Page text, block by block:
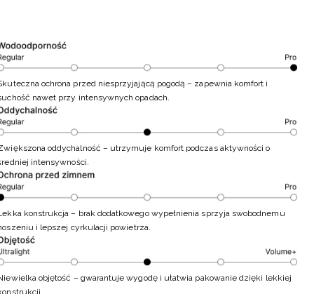
ochrona przed niesprzyjającą pogodą – zapewnia komfort i
nawet przy intensywnych opadach.
oddychalność – utrzymuje komfort podczas aktywności o
intensywności.
konstrukcja – brak dodatkowego wypełnienia sprzyja swobodnemu
i lepszej cyrkulacji powietrza.
objętość – gwarantuje wygodę i ułatwia pakowanie dzięki lekkiej